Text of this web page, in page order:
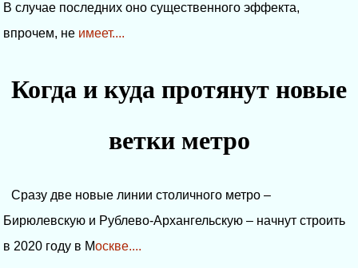
В случае последних оно существенного эффекта,
впрочем, не имеет....
Когда и куда протянут новые
ветки метро
Сразу две новые линии столичного метро –
Бирюлевскую и Рублево-Архангельскую – начнут строить
в 2020 году в Москве....